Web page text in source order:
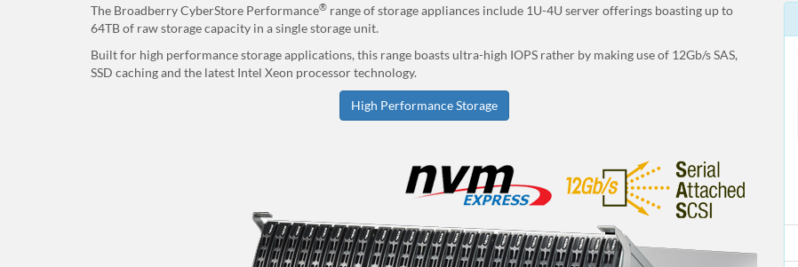
The Broadberry CyberStore Performance® range of storage appliances include 1U-4U server offerings boasting up to
64TB of raw storage capacity in a single storage unit.
Built for high performance storage applications, this range boasts ultra-high IOPS rather by making use of 12Gb/s SAS,
SSD caching and the latest Intel Xeon processor technology.
High Performance Storage